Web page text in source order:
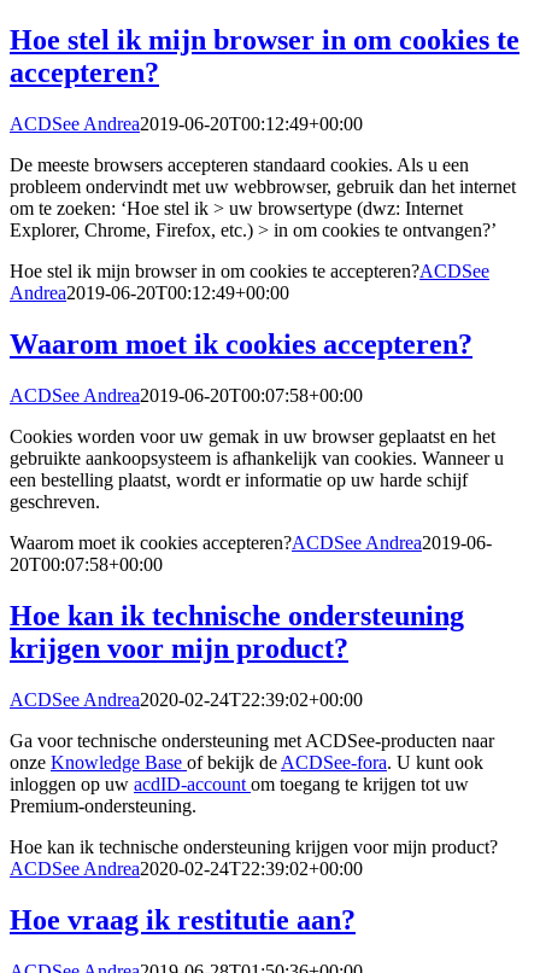
Hoe stel ik mijn browser in om cookies te
accepteren?
ACDSee Andrea2019-06-20T00:12:49+00:00
De meeste browsers accepteren standaard cookies. Als u een
probleem ondervindt met uw webbrowser, gebruik dan het internet
om te zoeken: ‘Hoe stel ik > uw browsertype (dwz: Internet
Explorer, Chrome, Firefox, etc.) > in om cookies te ontvangen?’
Hoe stel ik mijn browser in om cookies te accepteren?ACDSee
Andrea2019-06-20T00:12:49+00:00
Waarom moet ik cookies accepteren?
ACDSee Andrea2019-06-20T00:07:58+00:00
Cookies worden voor uw gemak in uw browser geplaatst en het
gebruikte aankoopsysteem is afhankelijk van cookies. Wanneer u
een bestelling plaatst, wordt er informatie op uw harde schijf
geschreven.
Waarom moet ik cookies accepteren?ACDSee Andrea2019-06-
20T00:07:58+00:00
Hoe kan ik technische ondersteuning
krijgen voor mijn product?
ACDSee Andrea2020-02-24T22:39:02+00:00
Ga voor technische ondersteuning met ACDSee-producten naar
onze Knowledge Base of bekijk de ACDSee-fora. U kunt ook
inloggen op uw acdID-account om toegang te krijgen tot uw
Premium-ondersteuning.
Hoe kan ik technische ondersteuning krijgen voor mijn product?
ACDSee Andrea2020-02-24T22:39:02+00:00
Hoe vraag ik restitutie aan?